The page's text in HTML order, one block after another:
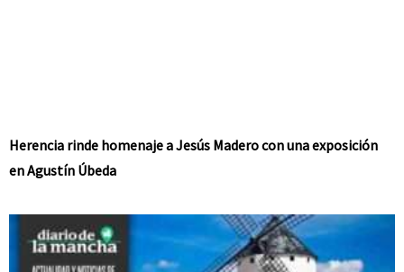
Herencia rinde homenaje a Jesús Madero con una exposición
en Agustín Úbeda